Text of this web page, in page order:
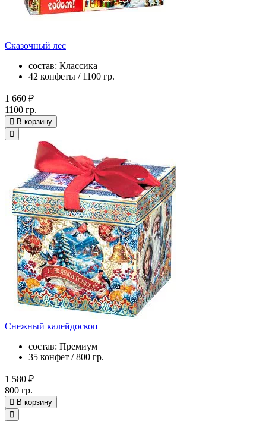
Сказочный лес
состав: Классика
42 конфеты / 1100 гр.
1 660 ₽
1100 гр.
В корзину
Снежный калейдоскоп
состав: Премиум
35 конфет / 800 гр.
1 580 ₽
800 гр.
В корзину